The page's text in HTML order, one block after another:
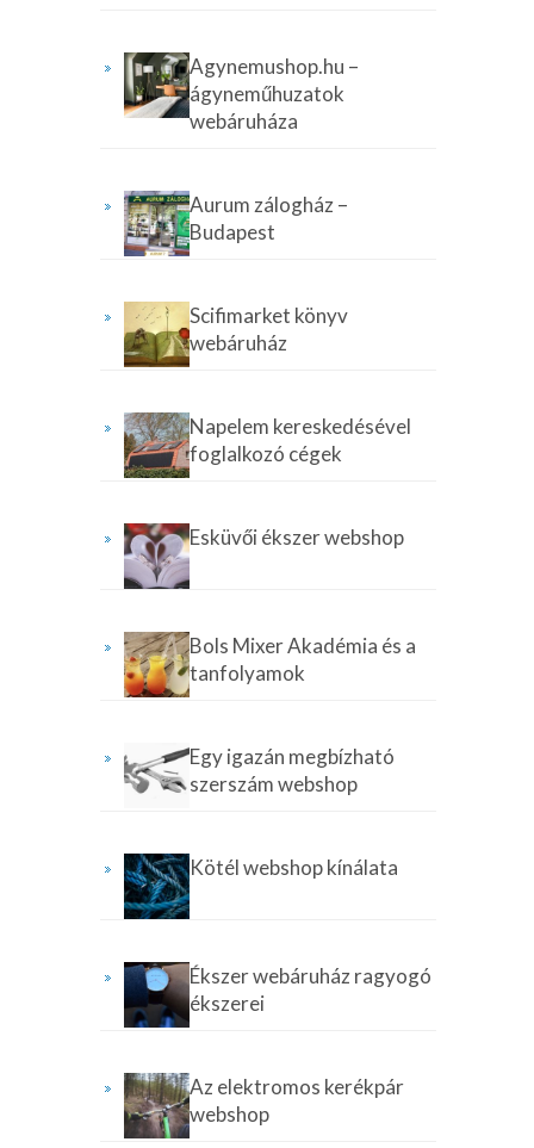
Agynemushop.hu –
ágyneműhuzatok
webáruháza
Aurum zálogház –
Budapest
Scifimarket könyv
webáruház
Napelem kereskedésével
foglalkozó cégek
Esküvői ékszer webshop
Bols Mixer Akadémia és a
tanfolyamok
Egy igazán megbízható
szerszám webshop
Kötél webshop kínálata
Ékszer webáruház ragyogó
ékszerei
Az elektromos kerékpár
webshop